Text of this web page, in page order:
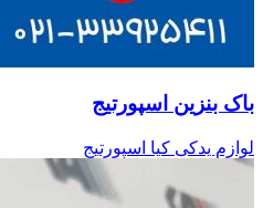
باک بنزین اسپورتیج
لوازم یدکی کیا اسپورتیج